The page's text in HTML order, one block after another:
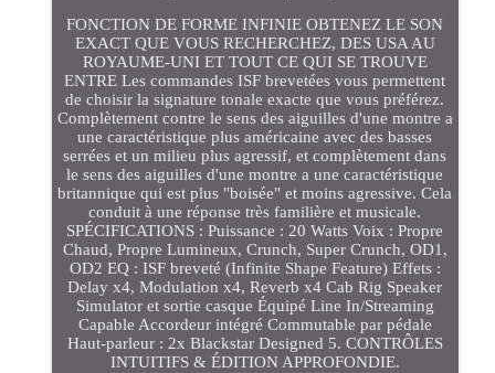
FONCTION DE FORME INFINIE OBTENEZ LE SON
EXACT QUE VOUS RECHERCHEZ, DES USA AU
ROYAUME-UNI ET TOUT CE QUI SE TROUVE
ENTRE Les commandes ISF brevetées vous permettent
de choisir la signature tonale exacte que vous préférez.
Complètement contre le sens des aiguilles d'une montre a
une caractéristique plus américaine avec des basses
serrées et un milieu plus agressif, et complètement dans
le sens des aiguilles d'une montre a une caractéristique
britannique qui est plus "boisée" et moins agressive. Cela
conduit à une réponse très familière et musicale.
SPÉCIFICATIONS : Puissance : 20 Watts Voix : Propre
Chaud, Propre Lumineux, Crunch, Super Crunch, OD1,
OD2 EQ : ISF breveté (Infinite Shape Feature) Effets :
Delay x4, Modulation x4, Reverb x4 Cab Rig Speaker
Simulator et sortie casque Équipé Line In/Streaming
Capable Accordeur intégré Commutable par pédale
Haut-parleur : 2x Blackstar Designed 5. CONTRÔLES
INTUITIFS & ÉDITION APPROFONDIE.